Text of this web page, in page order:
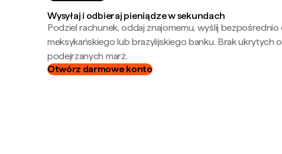
Wysyłaj i odbieraj pieniądze w sekundach
Podziel rachunek, oddaj znajomemu, wyślij bezpośrednio
meksykańskiego lub brazylijskiego banku. Brak ukrytych
podejrzanych marż.
Otwórz darmowe konto